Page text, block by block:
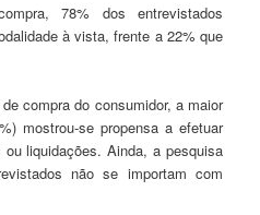
78% dos entrevistados
à vista, frente a 22% que
compra do consumidor, a maior
mostrou-se propensa a efetuar
liquidações. Ainda, a pesquisa
não se importam com